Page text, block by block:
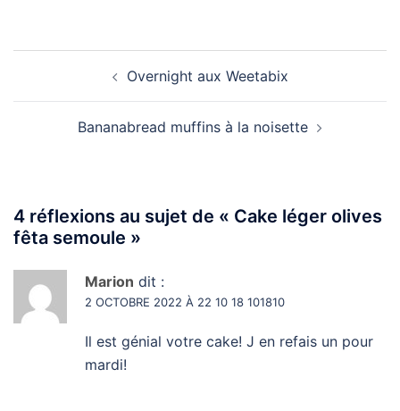
Overnight aux Weetabix
Bananabread muffins à la noisette
4 réflexions au sujet de « Cake léger olives
fêta semoule »
Marion dit :
2 OCTOBRE 2022 À 22 10 18 101810
Il est génial votre cake! J en refais un pour
mardi!